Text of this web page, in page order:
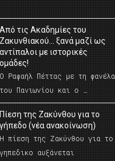
Από τις Ακαδημίες του
Ζακυνθιακού… ξανά μαζί ως
αντίπαλοι με ιστορικές
ομάδες!
Ο Ραφαήλ Πέττας με τη φανέλα
του Πανιωνίου και ο …
Πίεση της Ζακύνθου για το
γήπεδο (νέα ανακοίνωση)
Η πίεση της Ζακύνθου για το
γηπεδικο αυξάνεται